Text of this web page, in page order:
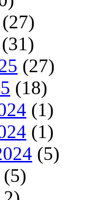
(27)
(31)
(27)
(18)
(1)
(1)
(5)
(5)